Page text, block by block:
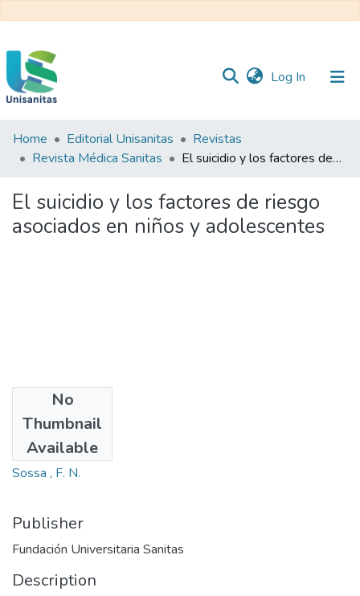
Log In (current)
Inicio
Web
Home Editorial Unisanitas
Revistas
Revista Médica Sanitas
El suicidio y los factores de riesgo asociados en niños y adolescentes
El suicidio y los factores de riesgo
asociados en niños y adolescentes
No
Thumbnail
Available
Authors
Cabra, O. L.
Infante, D. C.
Sossa , F. N.
Publisher
Fundación Universitaria Sanitas
Description